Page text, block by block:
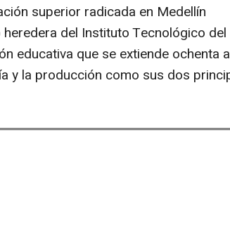
superior radicada en Medellín
del Instituto Tecnológico del
educativa que se extiende ochenta
y la producción como sus dos